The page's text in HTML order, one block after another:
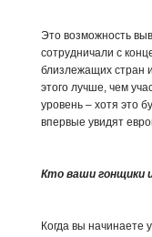
Это возможность
сотрудничали с
близлежащих стран
этого лучше, чем
уровень – хотя это
впервые увидят
Кто ваши гонщики
Когда вы начинаете